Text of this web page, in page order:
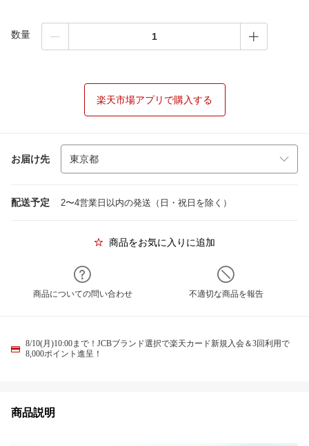
数量
楽天市場アプリで購入する
お届け先
配送予定 2〜4営業日以内の発送（日・祝日を除く）
商品をお気に入りに追加
商品についての問い合わせ 不適切な商品を報告
8/10(月)10:00まで！JCBブランド選択で楽天カード新規入会＆3回利用で
8,000ポイント進呈！
商品説明